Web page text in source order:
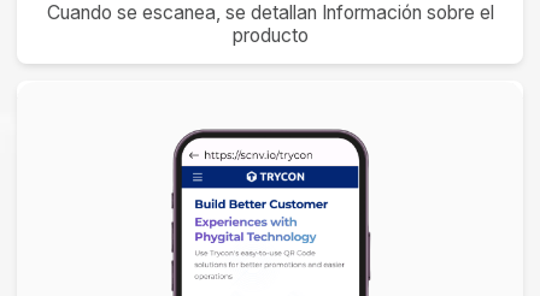
Cuando se escanea, se detallan Información sobre el
producto